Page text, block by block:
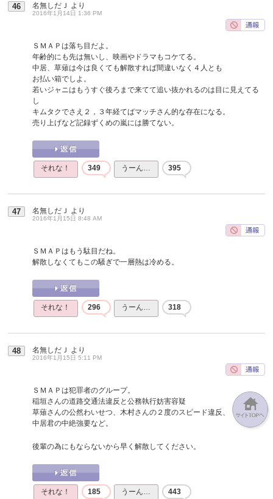
46 名無しだＪ より
2016年1月14日 1:36 PM
ＳＭＡＰは落ち目だよ。
年齢的にも先は無いし、映画やドラマもコケてる。
中居、草薙は今は良くても解散すれば間違いなく４人とも
お払い箱でしよ。
若いジャニはもうすぐ後ろまで来てて追い抜かれるのは目に見えてる
し
キムタクでさえ２，３年経てばマッチさん的な存在になる。
売り上げなど記録ずくめの嵐には勝てない。
それな！ 349 うーん… 395
47 名無しだＪ より
2016年1月15日 8:48 AM
ＳＭＡＰはもう駄目だね。
解散しなくてもこの騒ぎで一層熱は冷める。
それな！ 296 うーん… 318
48 名無しだＪ より
2016年1月15日 5:11 PM
ＳＭＡＰは犯罪者のグループ。
稲垣さんの道路交通法違反と公務執行妨害容疑
草薙さんの公然わいせつ、木村さんの２度のスピード違反、
中居君の中絶強要など。
後輩の為にもならないから早く解散してください。
それな！ 185 うーん… 443